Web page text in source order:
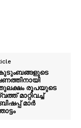
രൂപയുടെ
മാറ്റിവച്ച്
മാർ